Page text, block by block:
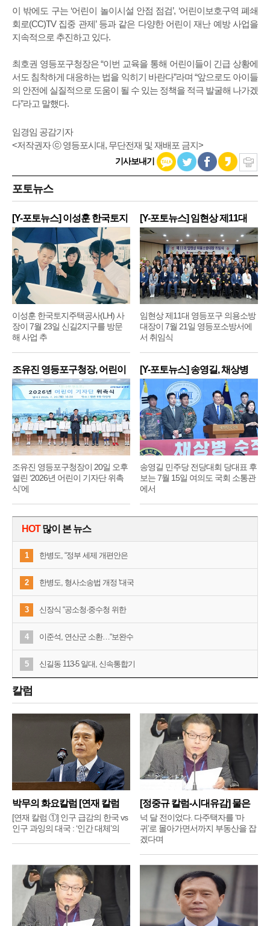
이 밖에도 구는 ‘어린이 놀이시설 안점 점검’, ‘어린이보호구역 폐쇄
회로(CC)TV 집중 관제’ 등과 같은 다양한 어린이 재난 예방 사업을
지속적으로 추진하고 있다.
최호권 영등포구청장은 “이번 교육을 통해 어린이들이 긴급 상황에
서도 침착하게 대응하는 법을 익히기 바란다”라며 “앞으로도 아이들
의 안전에 실질적으로 도움이 될 수 있는 정책을 적극 발굴해 나가겠
다”라고 말했다.
임경임 공감기자
<저작권자 ⓒ 영등포시대, 무단전재 및 재배포 금지>
기사보내기
포토뉴스
[Y-포토뉴스] 이성훈 한국토지
주
이성훈 한국토지주택공사(LH) 사
장이 7월 23일 신길2지구를 방문
해 사업 추
[Y-포토뉴스] 임현상 제11대
영
임현상 제11대 영등포구 의용소방
대장이 7월 21일 영등포소방서에
서 취임식
조유진 영등포구청장, 어린이
기
조유진 영등포구청장이 20일 오후
열린 ‘2026년 어린이 기자단 위촉
식’에
[Y-포토뉴스] 송영길, 채상병
순
송영길 민주당 전당대회 당대표 후
보는 7월 15일 여의도 국회 소통관
에서
HOT많이 본 뉴스
1 한병도, “정부 세제 개편안은
2 한병도, 형사소송법 개정 '대국
3 신장식 “공소청·중수청 위한
4 이준석, 연산군 소환…“보완수
5 신길동 113-5 일대, 신속통합기
칼럼
박무의 화요칼럼 [연재 칼럼
①]
[연재 칼럼 ①] 인구 급감의 한국 vs
인구 과잉의 대국 : ‘인간 대체’의
[정중규 칼럼-시대유감] 물은
배
넉 달 전이었다. 다주택자를 ‘마
귀’로 몰아가면서까지 부동산을 잡
겠다며